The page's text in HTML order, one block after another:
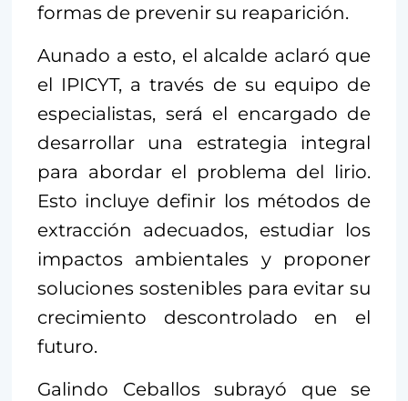
formas de prevenir su reaparición.
Aunado a esto, el alcalde aclaró que
el IPICYT, a través de su equipo de
especialistas, será el encargado de
desarrollar una estrategia integral
para abordar el problema del lirio.
Esto incluye definir los métodos de
extracción adecuados, estudiar los
impactos ambientales y proponer
soluciones sostenibles para evitar su
crecimiento descontrolado en el
futuro.
Galindo Ceballos subrayó que se